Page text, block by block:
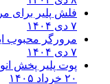
فلش پلیر برای
مرورگر محبوب اینترنت
پوت پلیر پخش انواع